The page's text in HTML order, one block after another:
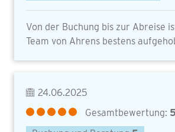
Von der Buchung bis zur Abreise
Team von Ahrens bestens
24.06.2025
Gesamtbewertung: 5